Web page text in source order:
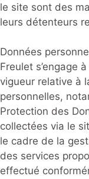
le site sont des
leurs détenteurs
Données
Freulet s’engage
vigueur relative à
personnelles,
Protection des
collectées via le
le cadre de la
des services
effectué